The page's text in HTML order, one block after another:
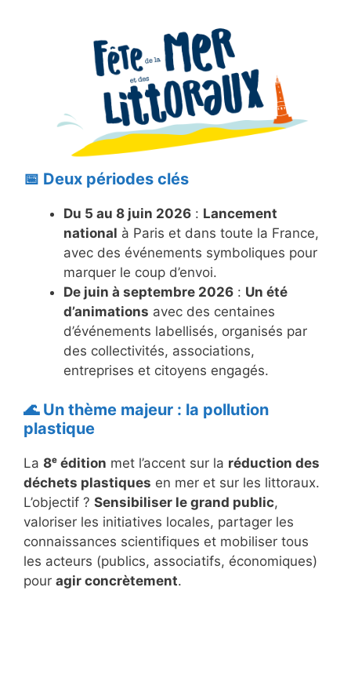
📅 Deux périodes clés
Du 5 au 8 juin 2026 : Lancement
national à Paris et dans toute la France,
avec des événements symboliques pour
marquer le coup d’envoi.
De juin à septembre 2026 : Un été
d’animations avec des centaines
d’événements labellisés, organisés par
des collectivités, associations,
entreprises et citoyens engagés.
🌊 Un thème majeur : la pollution
plastique
La 8ᵉ édition met l’accent sur la réduction des
déchets plastiques en mer et sur les littoraux.
L’objectif ? Sensibiliser le grand public,
valoriser les initiatives locales, partager les
connaissances scientifiques et mobiliser tous
les acteurs (publics, associatifs, économiques)
pour agir concrètement.